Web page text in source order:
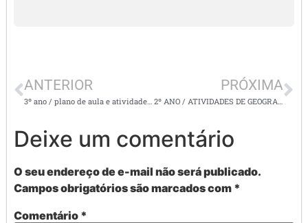
ANTERIOR PRÓXIMA
Deixe um comentário
O seu endereço de e-mail não será publicado.
Campos obrigatórios são marcados com *
Comentário *